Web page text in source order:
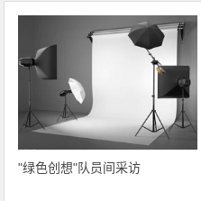
"绿色创想"队员间采访